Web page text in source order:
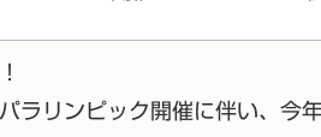
ラリンピック開催に伴い、今